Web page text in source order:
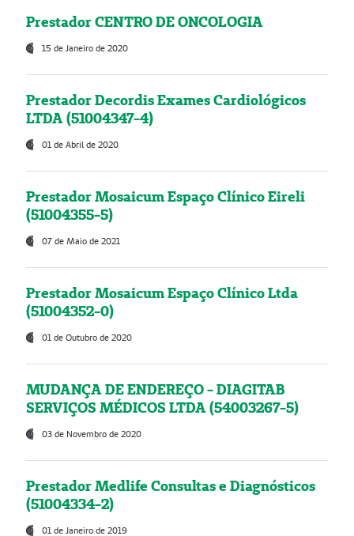
Prestador CENTRO DE ONCOLOGIA
15 de Janeiro de 2020
Prestador Decordis Exames Cardiológicos
LTDA (51004347-4)
01 de Abril de 2020
Prestador Mosaicum Espaço Clínico Eireli
(51004355-5)
07 de Maio de 2021
Prestador Mosaicum Espaço Clínico Ltda
(51004352-0)
01 de Outubro de 2020
MUDANÇA DE ENDEREÇO - DIAGITAB
SERVIÇOS MÉDICOS LTDA (54003267-5)
03 de Novembro de 2020
Prestador Medlife Consultas e Diagnósticos
(51004334-2)
01 de Janeiro de 2019